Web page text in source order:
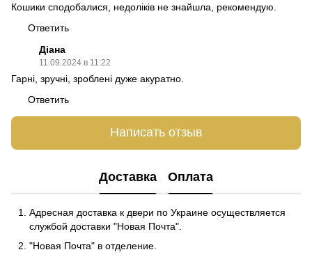
Кошики сподобалися, недоліків не знайшла, рекомендую.
Ответить
Діана
11.09.2024 в 11:22
Гарні, зручні, зроблені дуже акуратно.
Ответить
Написать отзыв
Доставка Оплата
Адресная доставка к двери по Украине осуществляется
службой доставки "Новая Почта".
"Новая Почта" в отделение.